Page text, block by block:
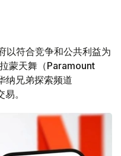
以符合竞争和公共利益为
蒙天舞（Paramount
纳兄弟探索频道
。